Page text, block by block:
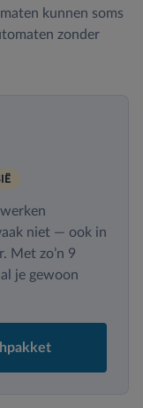
kunnen soms
zonder
niet — ook in
Met zo’n 9
je gewoon